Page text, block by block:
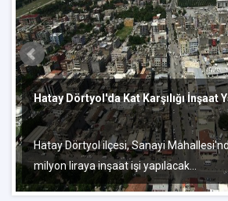
Hatay Dörtyol'da Kat Karşılığı İnşaat
Hatay Dörtyol ilçesi, Sanayi
milyon liraya inşaat işi yapılacak...